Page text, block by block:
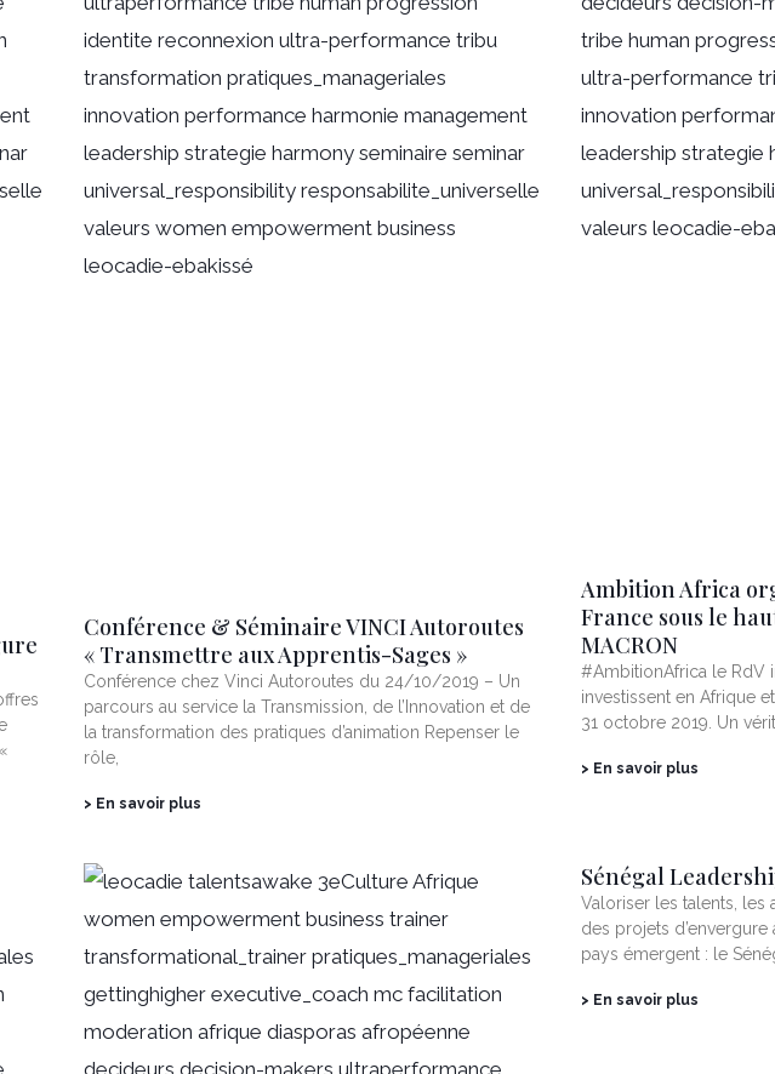
Conférence & Séminaire VINCI Autoroutes
« Transmettre aux Apprentis-Sages »
Conférence chez Vinci Autoroutes du 24/10/2019 – Un
parcours au service la Transmission, de l’Innovation et de
la transformation des pratiques d’animation Repenser le
rôle,
> En savoir plus
Ambition Africa
France sous le
MACRON
#AmbitionAfrica le RdV
investissent en Afrique
31 octobre 2019. Un
> En savoir plus
Sénégal
Valoriser les talents,
des projets d’envergure
pays émergent : le
> En savoir plus